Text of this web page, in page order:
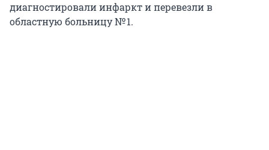
диагностировали инфаркт и перевезли в
областную больницу № 1.